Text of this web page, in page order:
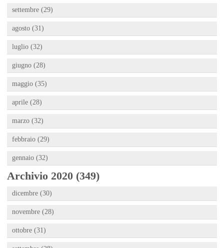
settembre (29)
agosto (31)
luglio (32)
giugno (28)
maggio (35)
aprile (28)
marzo (32)
febbraio (29)
gennaio (32)
Archivio 2020 (349)
dicembre (30)
novembre (28)
ottobre (31)